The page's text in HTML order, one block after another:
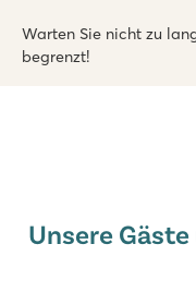
Warten Sie nicht zu
begrenzt!
Unsere